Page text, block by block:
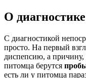
О
С диагностикой
просто. На первый
диспепсию, а причину,
питомца берутся
есть ли у питомца